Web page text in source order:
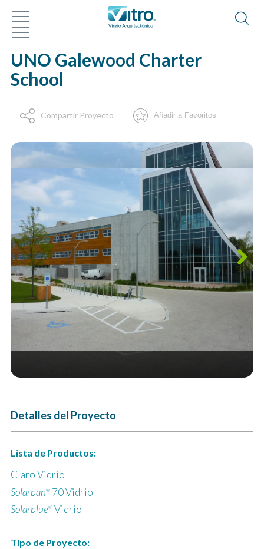
UNO Galewood Charter
School
Compartir Proyecto Añadir a Favoritos
Next
Detalles del Proyecto
Lista de Productos:
Claro Vidrio
Solarban®70 Vidrio
Solarblue®Vidrio
Tipo de Proyecto: